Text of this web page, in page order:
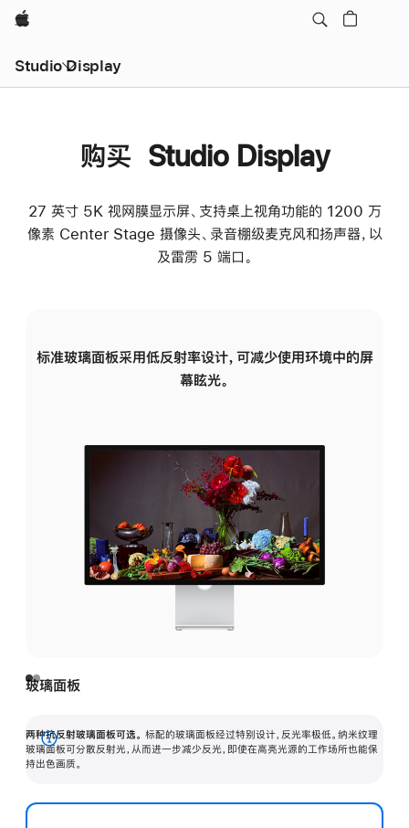
Apple
Studio Display
购买 Studio Display
27 英寸 5K 视网膜显示屏、支持桌上视角功能的 1200 万
像素 Center Stage 摄像头、录音棚级麦克风和扬声器，以
及雷雳 5 端口。
标准玻璃面板采用低反射率设计，可减少使用环境中的屏
幕眩光。
玻璃面板
两种抗反射玻璃面板可选。 标配的玻璃面板经过特别设计，反光率极低。纳米纹理
玻璃面板可分散反射光，从而进一步减少反光，即使在高亮光源的工作场所也能保
持出色画质。
展
开